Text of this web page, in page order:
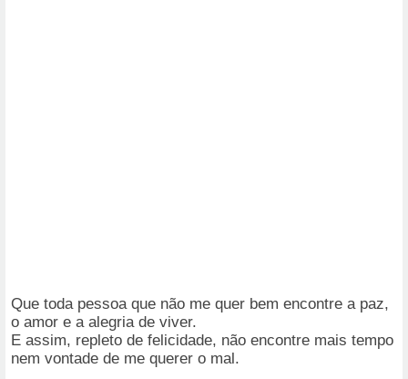
Que toda pessoa que não me quer bem encontre a paz,
o amor e a alegria de viver.
E assim, repleto de felicidade, não encontre mais tempo
nem vontade de me querer o mal.